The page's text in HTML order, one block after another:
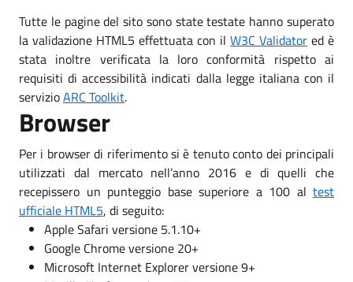
Tutte le pagine del sito sono state testate hanno superato
la validazione HTML5 effettuata con il W3C Validator ed è
stata inoltre verificata la loro conformità rispetto ai
requisiti di accessibilità indicati dalla legge italiana con il
servizioARC Toolkit.
Browser
Per i browser di riferimento si è tenuto conto dei principali
utilizzati dal mercato nell’anno 2016 e di quelli che
recepissero un punteggio base superiore a 100 al test
ufficiale HTML5, di seguito:
Apple Safari versione 5.1.10+
Google Chrome versione 20+
Microsoft Internet Explorer versione 9+